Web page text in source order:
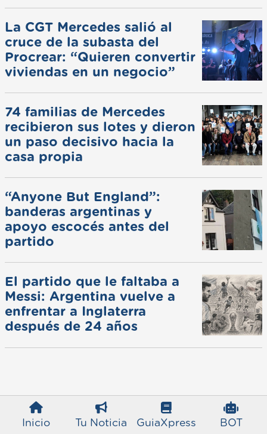
Inicio Tu Noticia GuiaXpress BOT
La CGT Mercedes salió al
cruce de la subasta del
Procrear: “Quieren convertir
viviendas en un negocio”
74 familias de Mercedes
recibieron sus lotes y dieron
un paso decisivo hacia la
casa propia
“Anyone But England”:
banderas argentinas y
apoyo escocés antes del
partido
El partido que le faltaba a
Messi: Argentina vuelve a
enfrentar a Inglaterra
después de 24 años